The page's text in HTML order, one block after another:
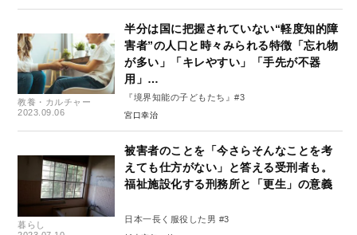
教養・カルチャー
2023.09.06
半分は国に把握されていない“軽度知的障
害者”の人口と時々みられる特徴「忘れ物
が多い」「キレやすい」「手先が不器
用」…
『境界知能の子どもたち』#3
宮口幸治
暮らし
被害者のことを「今さらそんなことを考
えても仕方がない」と答える受刑者も。
福祉施設化する刑務所と「更生」の意義
日本一長く服役した男 #3